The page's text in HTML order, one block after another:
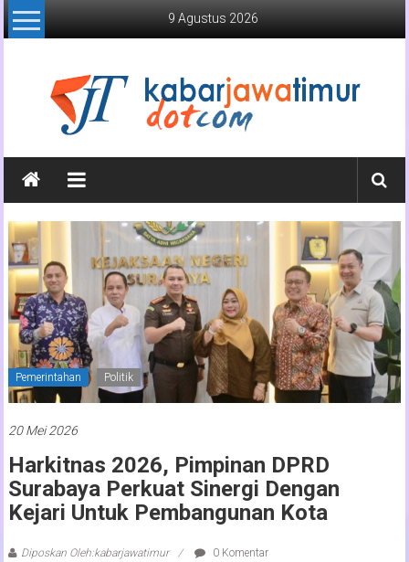
Lompat
ke
9 Agustus 2026
Kabar
Jawa
Timur
Media
Online
Jawa
Timur
Pemerintahan Politik
20 Mei 2026
Harkitnas 2026, Pimpinan DPRD
Surabaya Perkuat Sinergi Dengan
Kejari Untuk Pembangunan Kota
Diposkan Oleh:kabarjawatimur 0 Komentar